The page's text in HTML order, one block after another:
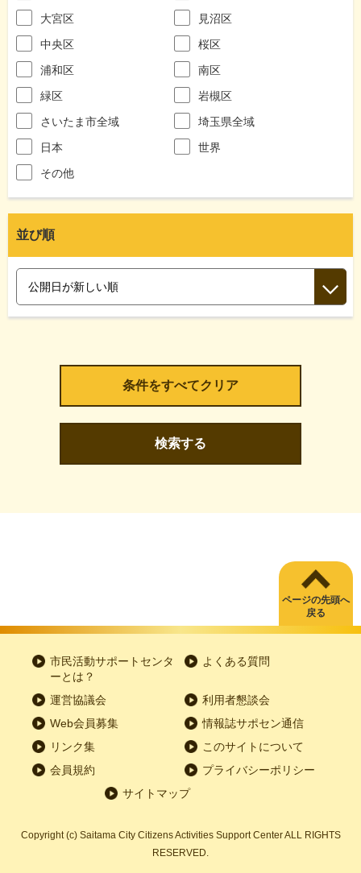
大宮区
見沼区
中央区
桜区
浦和区
南区
緑区
岩槻区
さいたま市全域
埼玉県全域
日本
世界
その他
並び順
検索する
ページの先頭へ
戻る
市民活動サポートセンタ
ーとは？
よくある質問
運営協議会
利用者懇談会
Web会員募集
情報誌サポセン通信
リンク集
このサイトについて
会員規約
プライバシーポリシー
サイトマップ
Copyright (c) Saitama City Citizens Activities Support Center ALL RIGHTS
RESERVED.